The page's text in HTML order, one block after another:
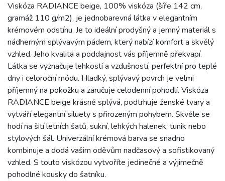
Viskóza RADIANCE beige, 100% viskóza (šíře 142 cm,
gramáž 110 g/m2), je jednobarevná látka v elegantním
krémovém odstínu. Je to ideální prodyšný a jemný materiál s
nádherným splývavým pádem, který nabízí komfort a skvělý
vzhled. Jeho kvalita a poddajnost vás příjemně překvapí.
Látka se vyznačuje lehkostí a vzdušností, perfektní pro teplé
dny i celoroční módu. Hladký, splývavý povrch je velmi
příjemný na pokožku a zaručuje celodenní pohodlí. Viskóza
RADIANCE beige krásně splývá, podtrhuje ženské tvary a
vytváří elegantní siluety s přirozeným pohybem. Skvěle se
hodí na šití letních šatů, sukní, lehkých halenek, tunik nebo
stylových šál. Univerzální krémová barva se snadno
kombinuje a dodá vašim oděvům nadčasový a sofistikovaný
vzhled. S touto viskózou vytvoříte jedinečné a výjimečně
pohodlné kousky do šatníku.